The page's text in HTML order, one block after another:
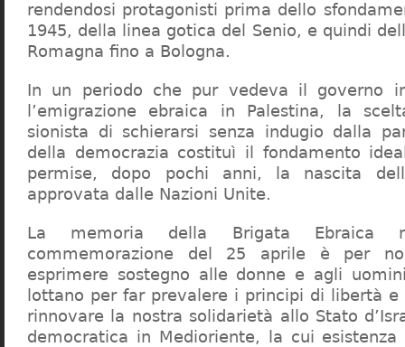
rendendosi protagonisti prima dello
1945, della linea gotica del Senio, e quindi
Romagna fino a Bologna.
In un periodo che pur vedeva il governo
l’emigrazione ebraica in Palestina, la
sionista di schierarsi senza indugio dalla
della democrazia costituì il fondamento
permise, dopo pochi anni, la nascita
approvata dalle Nazioni Unite.
La memoria della Brigata Ebraica
commemorazione del 25 aprile è per
esprimere sostegno alle donne e agli
lottano per far prevalere i principi di libertà e
rinnovare la nostra solidarietà allo Stato
democratica in Medioriente, la cui esistenza